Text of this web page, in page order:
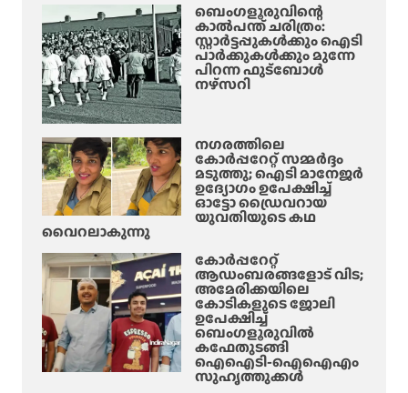
ബെംഗളൂരുവിന്റെ
കാൽപന്ത് ചരിത്രം:
സ്റ്റാർട്ടപ്പുകൾക്കും ഐടി
പാർക്കുകൾക്കും മുന്നേ
പിറന്ന ഫുട്ബോൾ
നഴ്സറി
നഗരത്തിലെ
കോർപ്പറേറ്റ് സമ്മർദ്ദം
മടുത്തു; ഐടി മാനേജർ
ഉദ്യോഗം ഉപേക്ഷിച്ച്
ഓട്ടോ ഡ്രൈവറായ
യുവതിയുടെ കഥ
വൈറലാകുന്നു
കോർപ്പറേറ്റ്
ആഡംബരങ്ങളോട് വിട;
അമേരിക്കയിലെ
കോടികളുടെ ജോലി
ഉപേക്ഷിച്ച്
ബെംഗളൂരുവിൽ
കഫേതുടങ്ങി
ഐഐടി-ഐഐഎം
സുഹൃത്തുക്കൾ